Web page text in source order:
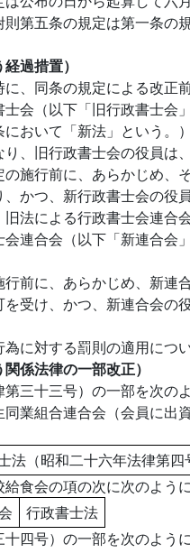
第五条の規定は第一条の
過措置）
、同条の規定による改正
士会（以下「旧行政書士会
おいて「新法」という。
、旧行政書士会の役員は
施行前に、あらかじめ、
かつ、新行政書士会の役
法による行政書士会連合
連合会（以下「新連合会
前に、あらかじめ、新連
受け、かつ、新連合会の
に対する罰則の適用につ
係法律の一部改正）
三十三号）の一部を次の
業組合連合会（会員に出
法（昭和二十六年法律第四
食会の項の次に次のように
行政書士法
四号）の一部を次のように